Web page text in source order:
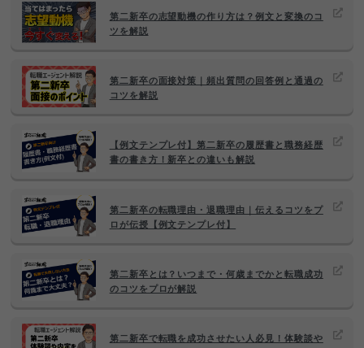
第二新卒の志望動機の作り方は？例文と変換のコ
ツを解説
第二新卒の面接対策｜頻出質問の回答例と通過の
コツを解説
【例文テンプレ付】第二新卒の履歴書と職務経歴
書の書き方！新卒との違いも解説
第二新卒の転職理由・退職理由｜伝えるコツをプ
ロが伝授【例文テンプレ付】
第二新卒とは？いつまで・何歳までかと転職成功
のコツをプロが解説
第二新卒で転職を成功させたい人必見！体験談や